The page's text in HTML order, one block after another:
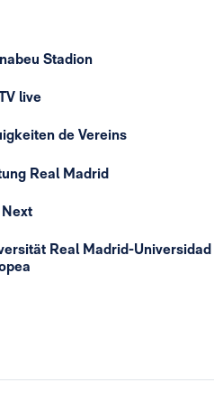
Stadion
live
de Vereins
Real Madrid
Real Madrid-Universidad